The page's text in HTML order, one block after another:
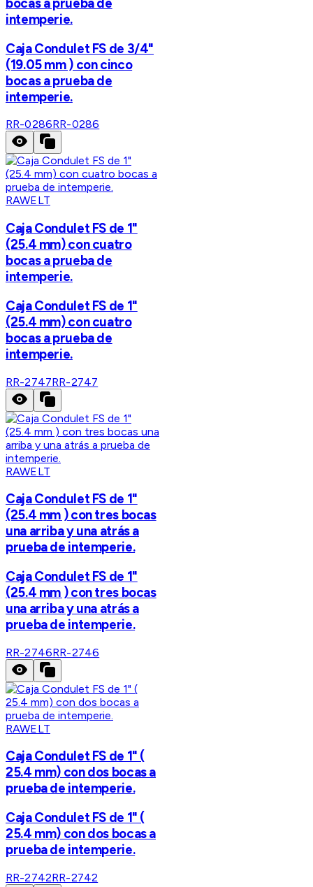
intemperie.
Caja Condulet FS de 3/4"
(19.05 mm ) con cinco
bocas a prueba de
intemperie.
RR-0286RR-0286
RAWELT
Caja Condulet FS de 1"
(25.4 mm) con cuatro
bocas a prueba de
intemperie.
Caja Condulet FS de 1"
(25.4 mm) con cuatro
bocas a prueba de
intemperie.
RR-2747RR-2747
RAWELT
Caja Condulet FS de 1"
(25.4 mm ) con tres bocas
una arriba y una atrás a
prueba de intemperie.
Caja Condulet FS de 1"
(25.4 mm ) con tres bocas
una arriba y una atrás a
prueba de intemperie.
RR-2746RR-2746
RAWELT
Caja Condulet FS de 1" (
25.4 mm) con dos bocas a
prueba de intemperie.
Caja Condulet FS de 1" (
25.4 mm) con dos bocas a
prueba de intemperie.
RR-2742RR-2742